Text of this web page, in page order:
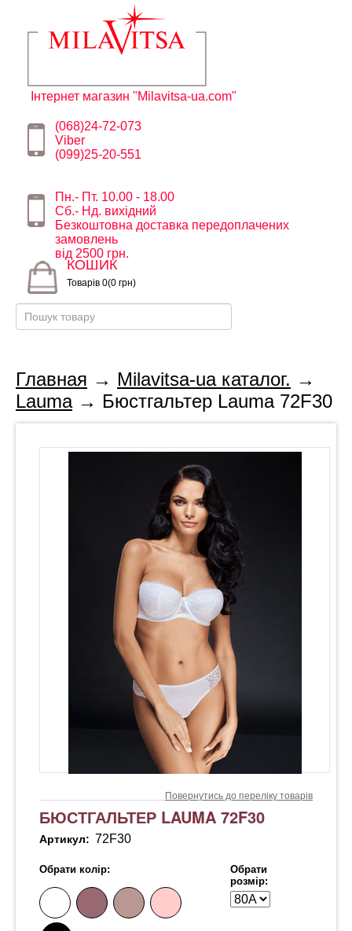
Інтернет магазин "Milavitsa-ua.com"
(068)24-72-073
Viber
(099)25-20-551
Пн.- Пт. 10.00 - 18.00
Сб.- Нд. вихідний
Безкоштовна доставка передоплачених
замовлень
від 2500 грн.
КОШИК
Товарів 0(0 грн)
Главная → Milavitsa-ua каталог. →
Lauma→ Бюстгальтер Lauma 72F30
Повернутись до переліку товарів
БЮСТГАЛЬТЕР LAUMA 72F30
Артикул: 72F30
Обрати колір:
Обрати
розмір: